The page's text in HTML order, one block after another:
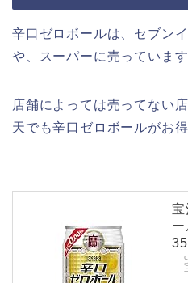
辛口ゼロボールは、セブン
や、スーパーに売っています
店舗によっては売ってない
天でも辛口ゼロボールがお
宝